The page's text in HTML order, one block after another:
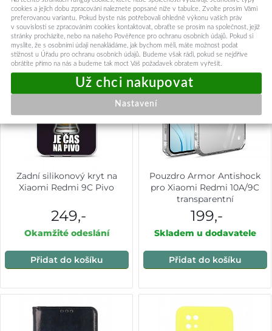
Zadní silikonový kryt na
Xiaomi Redmi 9C Pivo
249,-
Okamžité odeslání
Přidat do košíku
Pouzdro Armor Antishock
pro Xiaomi Redmi 10A/9C
transparentní
199,-
Skladem u dodavatele
Přidat do košíku
cookies a jejich dobu zpracování naleznete popsané níže v tabulce. Zvolte prosím Vámi
preferovanou variantu. Pokud byste nás potřebovali ohledně výkonu vašich práv
v souvislosti se zpracováním cookies kontaktovat, obraťte se prosím na společnost, jejíž
stránky procházíte, nebo na našeho Pověřence pro ochranu osobních údajů. Pokud si
myslíte, že s osobními údaji nenakládáme, jak bychom měli, máte možnost podat
stížnost u Úřadu pro ochranu osobních údajů. Budeme však rádi, pokud se nejdříve
obrátíte přímo na nás a budeme tak moct Váš požadavek obratem vyřešit.
Nastavení